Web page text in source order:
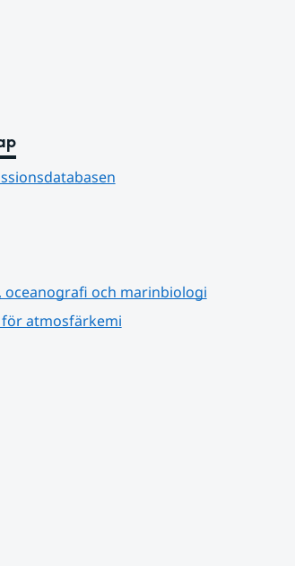
till annan webbplats.
oceanografi och marinbiologi
atmosfärkemi
annan webbplats.
till annan webbplats.